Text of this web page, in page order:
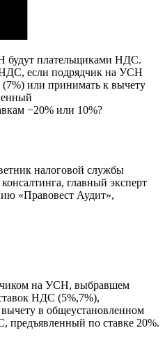
будут плательщиками НДС.
если подрядчик на УСН
или принимать к вычету
−20% или 10%?
налоговой службы
главный эксперт
«Правовест Аудит»,
на УСН, выбравшем
НДС (5%,7%),
в общеустановленном
предъявленный по ставке 20%.